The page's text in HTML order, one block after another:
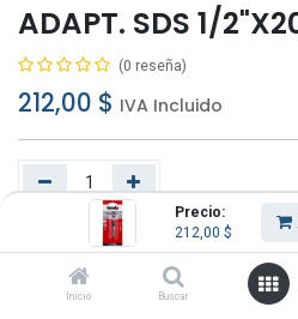
Precio:
212,00 $
Inicio Buscar
ADAPT. SDS 1/
(0 reseña)
212,00 $ IVA Incluido
Agregar al carrito
Añadir a lista de deseos